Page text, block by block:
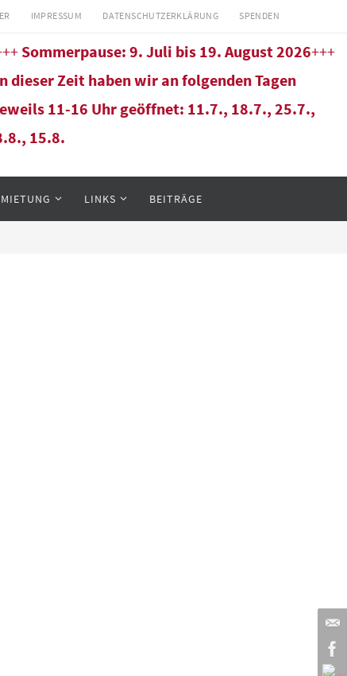
IMPRESSUM DATENSCHUTZERKLÄRUNG SPENDEN
Sommerpause: 9. Juli bis 19. August 2026+++
dieser Zeit haben wir an folgenden Tagen
11-16 Uhr geöffnet: 11.7., 18.7., 25.7.,
15.8.
LINKS BEITRÄGE